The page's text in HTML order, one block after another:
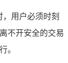
用户必须时刻
不开安全的交易
。